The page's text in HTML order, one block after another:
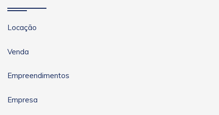
Locação
Venda
Empreendimentos
Empresa